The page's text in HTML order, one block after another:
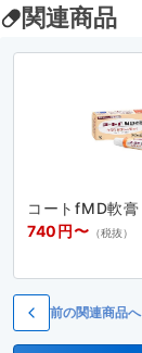
関連商品
コートfMD軟膏
740円〜 （税抜）
前の関連商品へ